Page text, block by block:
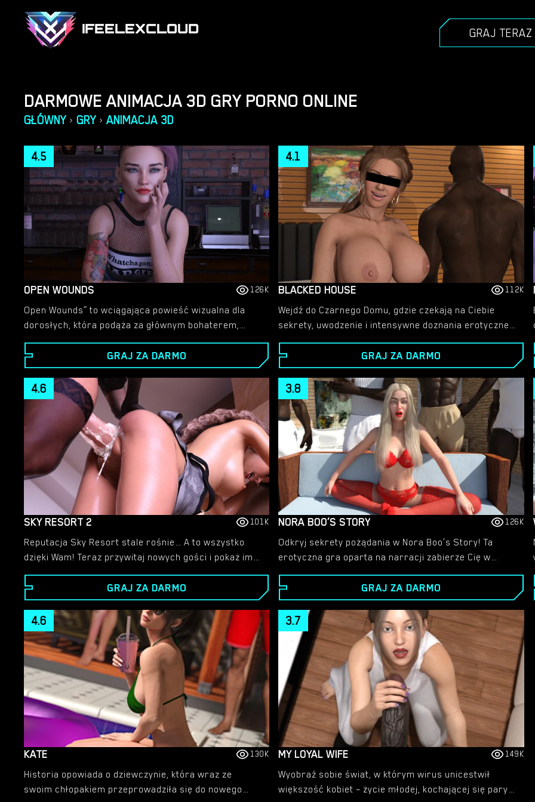
IFEELEXCLOUD GRAJ TERAZ
DARMOWE ANIMACJA 3D GRY PORNO ONLINE
GŁÓWNY › GRY › ANIMACJA 3D
OPEN WOUNDS
4.5
126K
Open Wounds” to wciągająca powieść wizualna dla
dorosłych, która podąża za głównym bohaterem,
młodym mężczyzną nawiedzonym przez brutalne
morderstwo swoich rodziców. Świeże tropy na temat
zabójcy pokazują, że musi on wkroczyć w
niebezpieczną sieć przestępczości, oszustwa i
osobistej zdrady.
GRAJ ZA DARMO
BLACKED HOUSE
4.1
112K
Wejdź do Czarnego Domu, gdzie czekają na Ciebie
sekrety, uwodzenie i intensywne doznania erotyczne.
Ta gra jest pełna oszałamiających postaci,
zapierających dech w piersiach animacji i
ekscytujących spotkań, które przekraczają wszelkie
granice. Przygotuj się na głęboką, wciągającą podróż
w surową pasję.
GRAJ ZA DARMO
SKY RESORT 2
4.6
101K
Reputacja Sky Resort stale rośnie… A to wszystko
dzięki Wam! Teraz przywitaj nowych gości i pokaż im
ich pokoje, w których lubieżność może być wolna.
Liczą na to, że będziesz zadowolony z pobytu! Czy
zapewnisz klientom to, czego pragną?
GRAJ ZA DARMO
NORA BOO’S STORY
3.8
126K
Odkryj sekrety pożądania w Nora Boo’s Story! Ta
erotyczna gra oparta na narracji zabierze Cię w
podróż pełną pasji, romansu i niezapomnianych scen
seksu. Dzięki szczegółowym animacjom i fascynującej
opowieści świat Nory jest pełen pokus na każdym
kroku.
GRAJ ZA DARMO
KATE
4.6
130K
Historia opowiada o dziewczynie, która wraz ze
swoim chłopakiem przeprowadziła się do nowego
MY LOYAL WIFE
3.7
149K
Wyobraź sobie świat, w którym wirus unicestwił
większość kobiet – życie młodej, kochającej się pary